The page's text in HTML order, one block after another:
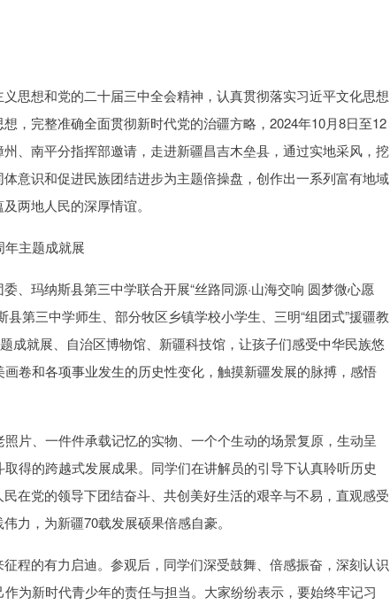
思想和党的二十届三中全会精神，认真贯彻落实习近平文化思想
，完整准确全面贯彻新时代党的治疆方略，2024年10月8日至12
、南平分指挥部邀请，走进新疆昌吉木垒县，通过实地采风，挖
意识和促进民族团结进步为主题倍操盘，创作出一系列富有地域
两地人民的深厚情谊。
年主题成就展
、玛纳斯县第三中学联合开展“丝路同源·山海交响 圆梦微心愿
第三中学师生、部分牧区乡镇学校小学生、三明“组团式”援疆教
成就展、自治区博物馆、新疆科技馆，让孩子们感受中华民族悠
卷和各项事业发生的历史性变化，触摸新疆发展的脉搏，感悟
片、一件件承载记忆的实物、一个个生动的场景复原，生动呈
得的跨越式发展成果。同学们在讲解员的引导下认真聆听历史
在党的领导下团结奋斗、共创美好生活的艰辛与不易，直观感受
力，为新疆70载发展硕果倍感自豪。
程的有力启迪。参观后，同学们深受鼓舞、倍感振奋，深刻认识
为新时代青少年的责任与担当。大家纷纷表示，要始终牢记习